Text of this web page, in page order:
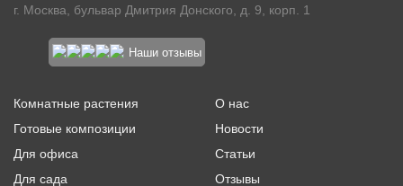
г. Москва, бульвар Дмитрия Донского, д. 9, корп. 1
Наши отзывы
Комнатные растения
Готовые композиции
Для офиса
Для сада
О нас
Новости
Статьи
Отзывы